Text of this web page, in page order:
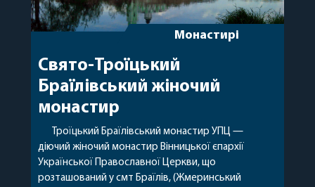
Монастирі
Свято-Троїцький
Браїлівський жіночий
монастир
Троїцький Браїлівський монастир УПЦ —
діючий жіночий монастир Вінницької єпархії
Української Православної Церкви, що
розташований у смт Браїлів, (Жмеринський